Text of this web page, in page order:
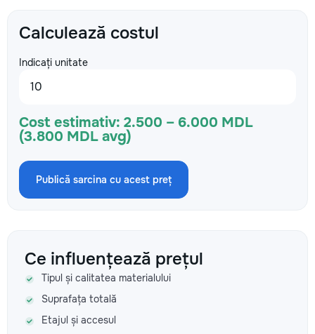
Calculează costul
Indicați unitate
Cost estimativ: 2.500 – 6.000 MDL
(3.800 MDL avg)
Publică sarcina cu acest preț
Ce influențează prețul
Tipul și calitatea materialului
Suprafața totală
Etajul și accesul